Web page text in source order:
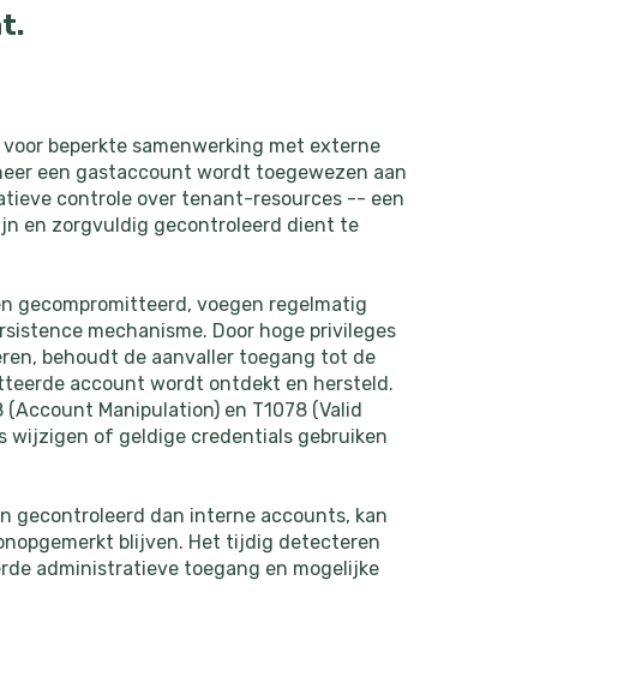
beperkte samenwerking met externe
een gastaccount wordt toegewezen aan
controle over tenant-resources -- een
en zorgvuldig gecontroleerd dient te
gecompromitteerd, voegen regelmatig
mechanisme. Door hoge privileges
behoudt de aanvaller toegang tot de
account wordt ontdekt en hersteld.
(Account Manipulation) en T1078 (Valid
wijzigen of geldige credentials gebruiken
gecontroleerd dan interne accounts, kan
blijven. Het tijdig detecteren
administratieve toegang en mogelijke